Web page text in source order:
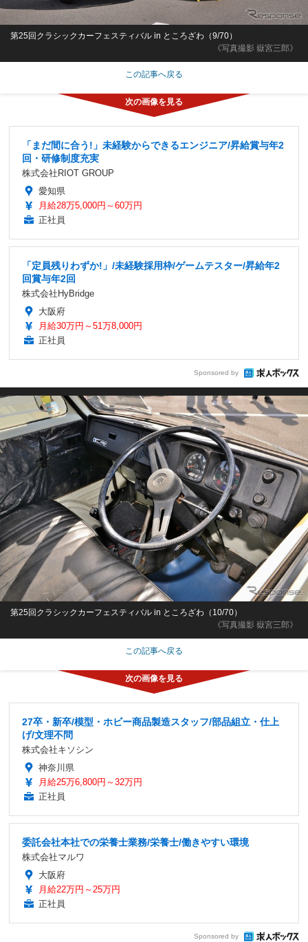
《写真撮影 嶽宮三郎》
第25回クラシックカーフェスティバル in ところざわ（9/70）
この記事へ戻る
「まだ間に合う!」未経験からできるエンジニア/昇給賞与年2
回・研修制度充実
株式会社RIOT GROUP
愛知県
月給28万5,000円～60万円
正社員
「定員残りわずか!」/未経験採用枠/ゲームテスター/昇給年2
回賞与年2回
株式会社HyBridge
大阪府
月給30万円～51万8,000円
正社員
Sponsored by
《写真撮影 嶽宮三郎》
第25回クラシックカーフェスティバル in ところざわ（10/70）
この記事へ戻る
27卒・新卒/模型・ホビー商品製造スタッフ/部品組立・仕上
げ/文理不問
株式会社キソシン
神奈川県
月給25万6,800円～32万円
正社員
委託会社本社での栄養士業務/栄養士/働きやすい環境
株式会社マルワ
大阪府
月給22万円～25万円
正社員
Sponsored by